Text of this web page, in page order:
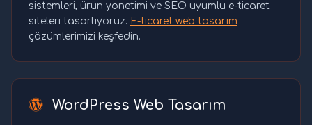
sistemleri, ürün yönetimi ve SEO uyumlu e-ticaret
siteleri tasarlıyoruz. E-ticaret web tasarım
çözümlerimizi keşfedin.
WordPress Web Tasarım